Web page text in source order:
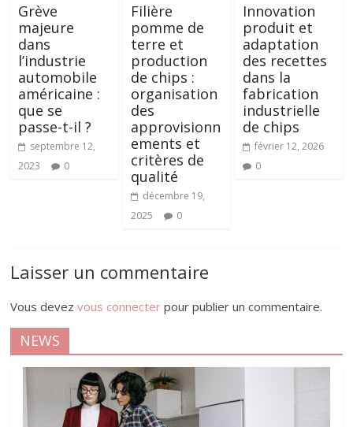
Grève
majeure
dans
l’industrie
automobile
américaine :
que se
passe-t-il ?
septembre 12,
2023
0
Filière
pomme de
terre et
production
de chips :
organisation
des
approvisionn
ements et
critères de
qualité
décembre 19,
2025
0
Innovation
produit et
adaptation
des recettes
dans la
fabrication
industrielle
de chips
février 12, 2026
0
Laisser un commentaire
Vous devezvous connecter pour publier un commentaire.
NEWS